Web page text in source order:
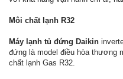
Môi chất lạnh R32
Máy lạnh tủ đứng Daikin
đứng là model điều hòa thương
chất lạnh Gas R32.